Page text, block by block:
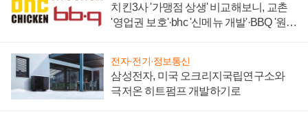
치킨3사 '가맹점 상생' 비교해보니, 교촌
'영업권 보호'·bhc '신메뉴 개발'·BBQ '원가
전자·전기·정보통신
삼성전자, 미국 오크리지국립연구소와
극저온 히트펌프 개발하기로